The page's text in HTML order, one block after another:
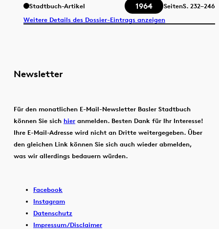
Stadtbuch-Artikel 1964 SeitenS. 232–246
Weitere Details des Dossier-Eintrags anzeigen
Newsletter
Für den monatlichen E-Mail-Newsletter Basler Stadtbuch
können Sie sich hier anmelden. Besten Dank für Ihr Interesse!
Ihre E-Mail-Adresse wird nicht an Dritte weitergegeben. Über
den gleichen Link können Sie sich auch wieder abmelden,
was wir allerdings bedauern würden.
Facebook
Instagram
Datenschutz
Impressum/Disclaimer